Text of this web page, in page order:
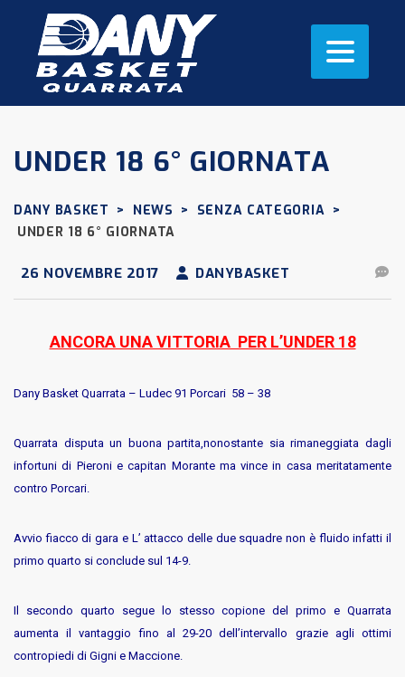
UNDER 18 6° GIORNATA
DANY BASKET > NEWS > SENZA CATEGORIA >
UNDER 18 6° GIORNATA
26 NOVEMBRE 2017 DANYBASKET
ANCORA UNA VITTORIA PER L’UNDER 18
Dany Basket Quarrata – Ludec 91 Porcari 58 – 38
Quarrata disputa un buona partita,nonostante sia rimaneggiata dagli
infortuni di Pieroni e capitan Morante ma vince in casa meritatamente
contro Porcari.
Avvio fiacco di gara e L’ attacco delle due squadre non è fluido infatti il
primo quarto si conclude sul 14-9.
Il secondo quarto segue lo stesso copione del primo e Quarrata
aumenta il vantaggio fino al 29-20 dell’intervallo grazie agli ottimi
contropiedi di Gigni e Maccione.